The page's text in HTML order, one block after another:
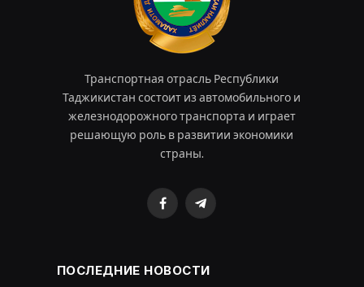
Транспортная отрасль Республики
Таджикистан состоит из автомобильного и
железнодорожного транспорта и играет
решающую роль в развитии экономики
страны.
FacebookTelegram
ПОСЛЕДНИЕ НОВОСТИ